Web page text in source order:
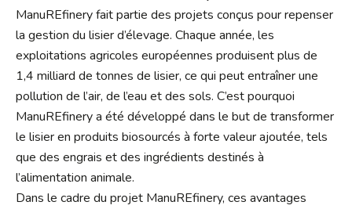
ManuREfinery fait partie des projets conçus pour repenser
la gestion du lisier d’élevage. Chaque année, les
exploitations agricoles européennes produisent plus de
1,4 milliard de tonnes de lisier, ce qui peut entraîner une
pollution de l’air, de l’eau et des sols. C’est pourquoi
ManuREfinery a été développé dans le but de transformer
le lisier en produits biosourcés à forte valeur ajoutée, tels
que des engrais et des ingrédients destinés à
l’alimentation animale.
Dans le cadre du projet ManuREfinery, ces avantages